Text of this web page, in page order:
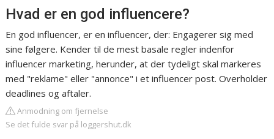
Hvad er en god influencere?
En god influencer, er en influencer, der: Engagerer sig med
sine følgere. Kender til de mest basale regler indenfor
influencer marketing, herunder, at der tydeligt skal markeres
med "reklame" eller "annonce" i et influencer post. Overholder
deadlines og aftaler.
Anmodning om fjernelse
Se det fulde svar på loggershut.dk